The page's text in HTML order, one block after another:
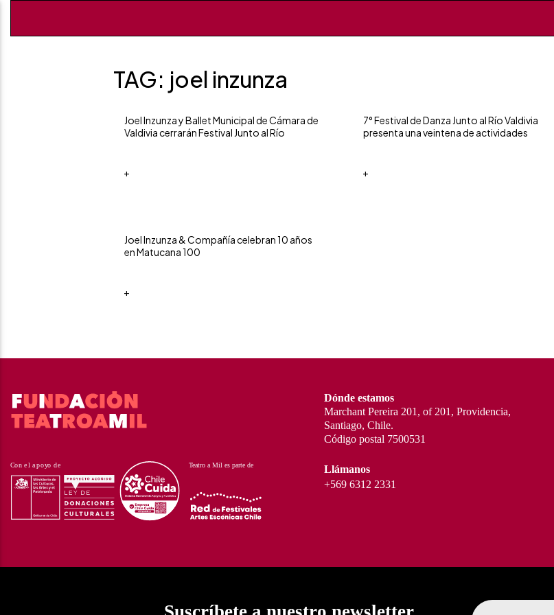
TAG: joel inzunza
Joel Inzunza y Ballet Municipal de Cámara de
Valdivia cerrarán Festival Junto al Río
+
7° Festival de Danza Junto al Río Valdivia
presenta una veintena de actividades
+
Joel Inzunza & Compañía celebran 10 años
en Matucana 100
+
Dónde estamos
Marchant Pereira 201, of 201, Providencia,
Santiago, Chile.
Código postal 7500531
Llámanos
+569 6312 2331